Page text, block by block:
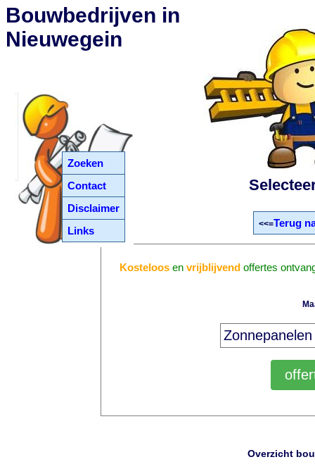
Zoeken
Contact
Disclaimer
Links
Bouwbedrijven in
Nieuwegein
<<=Terug
Kosteloos envrijblijvend offertes
Overzicht